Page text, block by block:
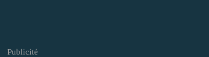
Publicité